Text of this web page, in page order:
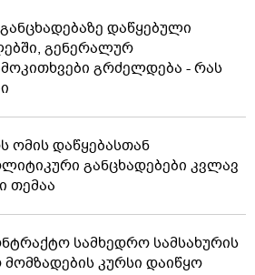
დაწყებული
გენერალურ
გრძელდება - რას
ომის დაწყებასთან
განცხადებები კვლავ
თემაა
სამხედრო სამსახურის
კურსი დაიწყო